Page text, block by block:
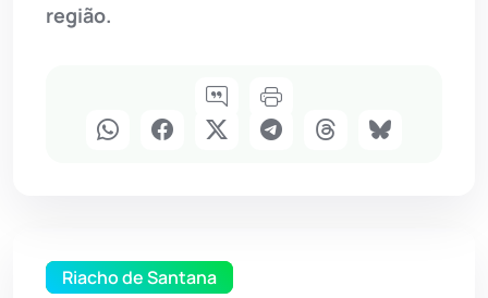
região.
Riacho de Santana